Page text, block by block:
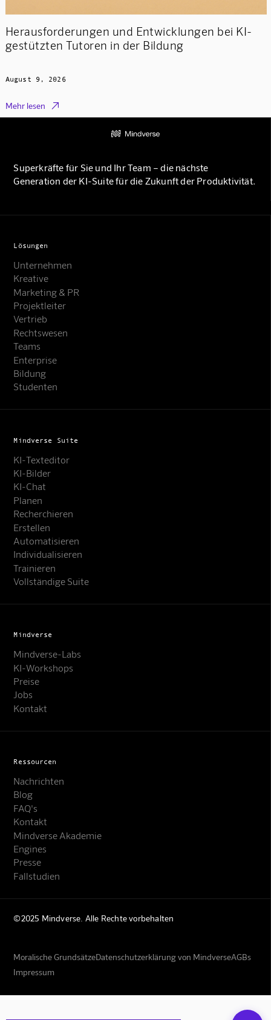
Mindverse Support
Herausforderungen und Entwicklungen bei KI-
gestützten Tutoren in der Bildung
August 9, 2026
Mehr lesen 
Superkräfte für Sie und Ihr Team – die nächste
Generation der KI-Suite für die Zukunft der Produktivität.
Lösungen
Unternehmen
Kreative
Marketing & PR
Projektleiter
Vertrieb
Rechtswesen
Teams
Enterprise
Bildung
Studenten
Mindverse Suite
KI-Texteditor
KI-Bilder
KI-Chat
Planen
Recherchieren
Erstellen
Automatisieren
Individualisieren
Trainieren
Vollständige Suite
Mindverse
Mindverse-Labs
KI-Workshops
Preise
Jobs
Kontakt
Ressourcen
Nachrichten
Blog
FAQ's
Kontakt
Mindverse Akademie
Engines
Presse
Fallstudien
©2025 Mindverse. Alle Rechte vorbehalten
Moralische GrundsätzeDatenschutzerklärung von MindverseAGBs
Impressum